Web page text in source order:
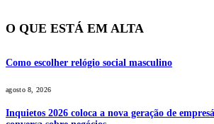
O QUE ESTÁ EM ALTA
Como escolher relógio social masculino
agosto 8, 2026
Inquietos 2026 coloca a nova geração de